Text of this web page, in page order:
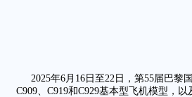
2025年6月16日至22日，第55届巴
C909、C919和C929基本型飞机模型，